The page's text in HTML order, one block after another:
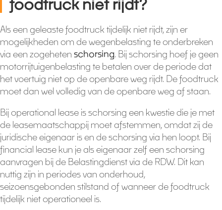
foodtruck niet rijdt?
Als een geleaste foodtruck tijdelijk niet rijdt, zijn er
mogelijkheden om de wegenbelasting te onderbreken
via een zogeheten schorsing. Bij schorsing hoef je geen
motorrijtuigenbelasting te betalen over de periode dat
het voertuig niet op de openbare weg rijdt. De foodtruck
moet dan wel volledig van de openbare weg af staan.
Bij operational lease is schorsing een kwestie die je met
de leasemaatschappij moet afstemmen, omdat zij de
juridische eigenaar is en de schorsing via hen loopt. Bij
financial lease kun je als eigenaar zelf een schorsing
aanvragen bij de Belastingdienst via de RDW. Dit kan
nuttig zijn in periodes van onderhoud,
seizoensgebonden stilstand of wanneer de foodtruck
tijdelijk niet operationeel is.